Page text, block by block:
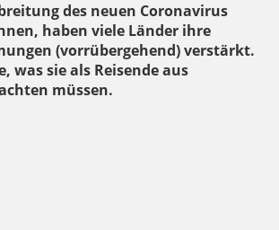
des neuen Coronavirus
haben viele Länder ihre
(vorrübergehend) verstärkt.
was sie als Reisende aus
müssen.